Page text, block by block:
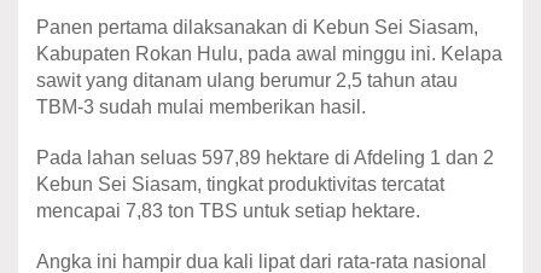
Panen pertama dilaksanakan di Kebun Sei Siasam,
Kabupaten Rokan Hulu, pada awal minggu ini. Kelapa
sawit yang ditanam ulang berumur 2,5 tahun atau
TBM-3 sudah mulai memberikan hasil.
Pada lahan seluas 597,89 hektare di Afdeling 1 dan 2
Kebun Sei Siasam, tingkat produktivitas tercatat
mencapai 7,83 ton TBS untuk setiap hektare.
Angka ini hampir dua kali lipat dari rata-rata nasional